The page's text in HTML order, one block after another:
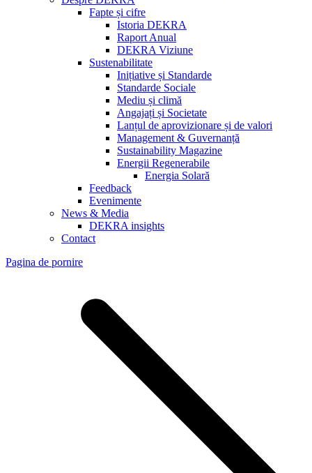
Fapte și cifre
Istoria DEKRA
Raport Anual
DEKRA Viziune
Sustenabilitate
Inițiative și Standarde
Standarde Sociale
Mediu și climă
Angajați și Societate
Lanțul de aprovizionare și de valori
Management & Guvernanță
Sustainability Magazine
Energii Regenerabile
Energia Solară
Feedback
Evenimente
News & Media
DEKRA insights
Contact
Pagina de pornire